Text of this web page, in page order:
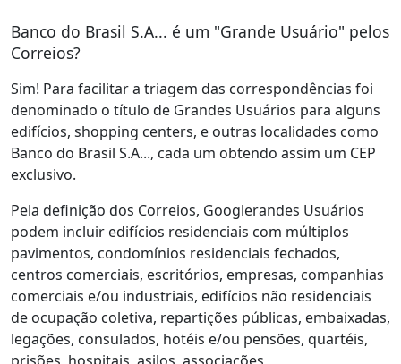
Banco do Brasil S.A... é um "Grande Usuário" pelos
Correios?
Sim! Para facilitar a triagem das correspondências foi
denominado o título de Grandes Usuários para alguns
edifícios, shopping centers, e outras localidades como
Banco do Brasil S.A..., cada um obtendo assim um CEP
exclusivo.
Pela definição dos Correios, Googlerandes Usuários
podem incluir edifícios residenciais com múltiplos
pavimentos, condomínios residenciais fechados,
centros comerciais, escritórios, empresas, companhias
comerciais e/ou industriais, edifícios não residenciais
de ocupação coletiva, repartições públicas, embaixadas,
legações, consulados, hotéis e/ou pensões, quartéis,